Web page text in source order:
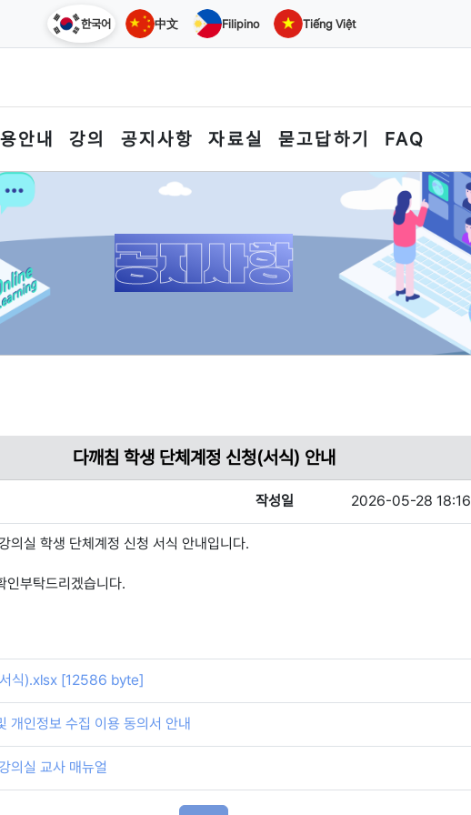
한국어 中文 Filipino Tiếng Việt
안내 강의 공지사항 자료실 묻고답하기 FAQ
공지사항
다깨침 학생 단체계정 신청(서식) 안내
작성일 2026-05-28 18:16
의실 학생 단체계정 신청 서식 안내입니다.
인부탁드리겠습니다.
식).xlsx [12586 byte]
개인정보 수집 이용 동의서 안내
의실 교사 매뉴얼